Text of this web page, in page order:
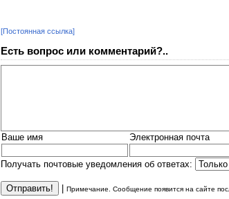
[Постоянная ссылка]
Есть вопрос или комментарий?..
Ваше имя Электронная почта
Получать почтовые уведомления об ответах:
Примечание. Сообщение появится на сайте